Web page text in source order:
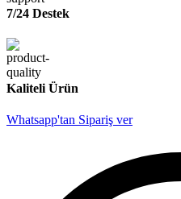
7/24 Destek
Kaliteli Ürün
Whatsapp'tan Sipariş ver